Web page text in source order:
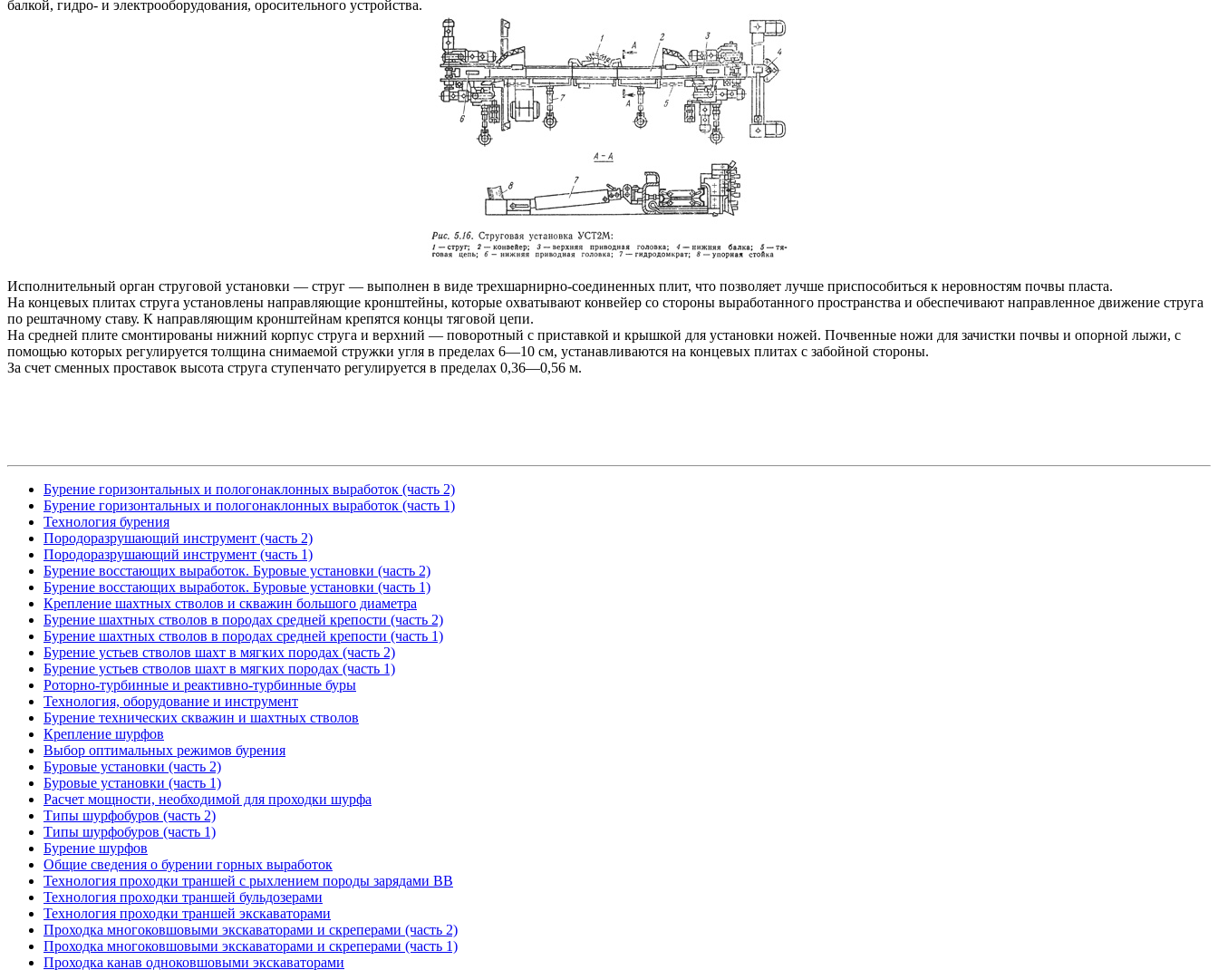
балкой, гидро- и электрооборудования, оросительного устройства.
Исполнительный орган струговой установки — струг — выполнен в виде трехшарнирно-соединенных плит, что позволяет лучше приспособиться к неровностям почвы пласта.
На концевых плитах струга установлены направляющие кронштейны, которые охватывают конвейер со стороны выработанного пространства и обеспечивают направленное движение струга
по рештачному ставу. К направляющим кронштейнам крепятся концы тяговой цепи.
На средней плите смонтированы нижний корпус струга и верхний — поворотный с приставкой и крышкой для установки ножей. Почвенные ножи для зачистки почвы и опорной лыжи, с
помощью которых регулируется толщина снимаемой стружки угля в пределах 6—10 см, устанавливаются на концевых плитах с забойной стороны.
За счет сменных проставок высота струга ступенчато регулируется в пределах 0,36—0,56 м.
Бурение горизонтальных и пологонаклонных выработок (часть 2)
Бурение горизонтальных и пологонаклонных выработок (часть 1)
Технология бурения
Породоразрушающий инструмент (часть 2)
Породоразрушающий инструмент (часть 1)
Бурение восстающих выработок. Буровые установки (часть 2)
Бурение восстающих выработок. Буровые установки (часть 1)
Крепление шахтных стволов и скважин большого диаметра
Бурение шахтных стволов в породах средней крепости (часть 2)
Бурение шахтных стволов в породах средней крепости (часть 1)
Бурение устьев стволов шахт в мягких породах (часть 2)
Бурение устьев стволов шахт в мягких породах (часть 1)
Роторно-турбинные и реактивно-турбинные буры
Технология, оборудование и инструмент
Бурение технических скважин и шахтных стволов
Крепление шурфов
Выбор оптимальных режимов бурения
Буровые установки (часть 2)
Буровые установки (часть 1)
Расчет мощности, необходимой для проходки шурфа
Типы шурфобуров (часть 2)
Типы шурфобуров (часть 1)
Бурение шурфов
Общие сведения о бурении горных выработок
Технология проходки траншей с рыхлением породы зарядами ВВ
Технология проходки траншей бульдозерами
Технология проходки траншей экскаваторами
Проходка многоковшовыми экскаваторами и скреперами (часть 2)
Проходка многоковшовыми экскаваторами и скреперами (часть 1)
Проходка канав одноковшовыми экскаваторами